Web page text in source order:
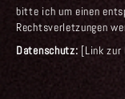
bitte ich um einen
Rechtsverletzungen
Datenschutz: [Link zur